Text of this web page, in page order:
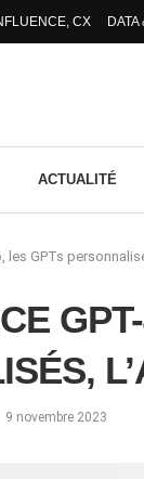
CX DATA
ACTUALITÉ
les GPTs
9 novembre 2023